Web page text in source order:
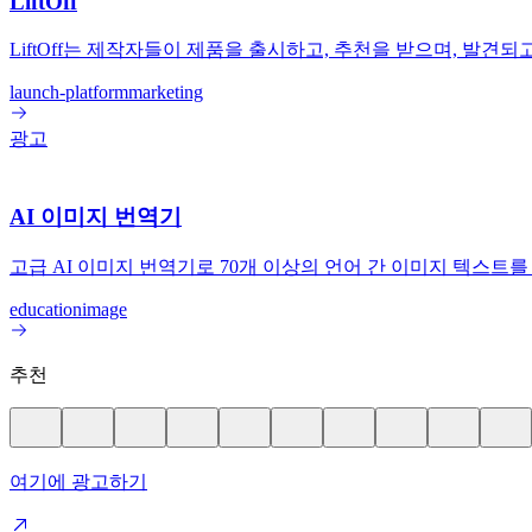
LiftOff는 제작자들이 제품을 출시하고, 추천을 받으며, 발견
launch-platformmarketing
광고
AI 이미지 번역기
고급 AI 이미지 번역기로 70개 이상의 언어 간 이미지 텍스트
educationimage
추천
여기에 광고하기